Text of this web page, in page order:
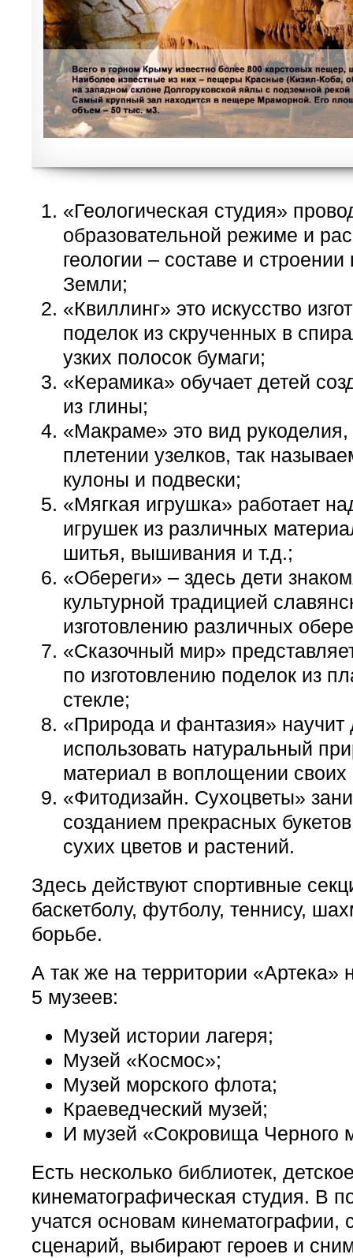
«Геологическая студия»
образовательной режиме и
геологии – составе и
Земли;
«Квиллинг» это искусство
поделок из скрученных в
узких полосок бумаги;
«Керамика» обучает детей
из глины;
«Макраме» это вид
плетении узелков, так
кулоны и подвески;
«Мягкая игрушка» работает
игрушек из различных
шитья, вышивания и т.д.;
«Обереги» – здесь дети
культурной традицией
изготовлению различных
«Сказочный мир»
по изготовлению поделок из
стекле;
«Природа и фантазия» научит
использовать натуральный
материал в воплощении
«Фитодизайн. Сухоцветы»
созданием прекрасных
сухих цветов и растений.
Здесь действуют спортивные
баскетболу, футболу, теннису,
борьбе.
А так же на территории «Артека»
5 музеев:
Музей истории лагеря;
Музей «Космос»;
Музей морского флота;
Краеведческий музей;
И музей «Сокровища Черного
Есть несколько библиотек,
кинематографическая студия. В
учатся основам кинематографии,
сценарий, выбирают героев и